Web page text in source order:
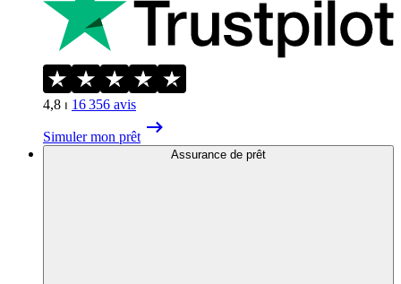
4,8 ⏐ 16 356 avis
Simuler mon prêt
Assurance de prêt